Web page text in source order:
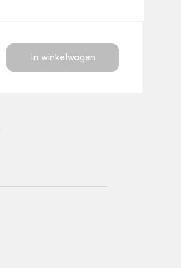
In winkelwagen